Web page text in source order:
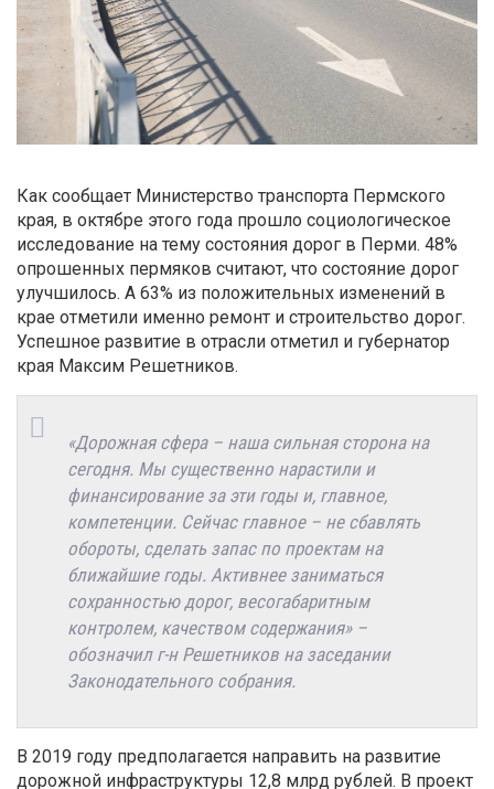
Как сообщает Министерство транспорта Пермского
края, в октябре этого года прошло социологическое
исследование на тему состояния дорог в Перми. 48%
опрошенных пермяков считают, что состояние дорог
улучшилось. А 63% из положительных изменений в
крае отметили именно ремонт и строительство дорог.
Успешное развитие в отрасли отметил и губернатор
края Максим Решетников.
«Дорожная сфера – наша сильная сторона на
сегодня. Мы существенно нарастили и
финансирование за эти годы и, главное,
компетенции. Сейчас главное – не сбавлять
обороты, сделать запас по проектам на
ближайшие годы. Активнее заниматься
сохранностью дорог, весогабаритным
контролем, качеством содержания» –
обозначил г-н Решетников на заседании
Законодательного собрания.
В 2019 году предполагается направить на развитие
дорожной инфраструктуры 12,8 млрд рублей. В проект